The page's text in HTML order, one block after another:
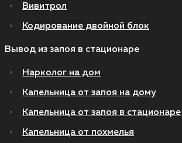
Вивитрол
Кодирование двойной блок
Вывод из запоя в стационаре
Нарколог на дом
Капельница от запоя на дому
Капельница от запоя в стационаре
Капельница от похмелья